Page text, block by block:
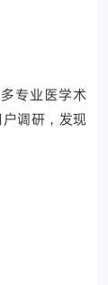
专业医学术
调研，发现